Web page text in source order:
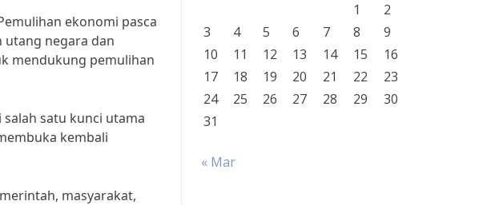
ekonomi pasca
utang negara dan
mendukung pemulihan
satu kunci utama
kembali
masyarakat,
1
2
3
4 5 6 7 8
9
10
11 12 13 14 15
16
17
18 19 20 21 22
23
24
25 26 27 28 29
30
31
« Mar